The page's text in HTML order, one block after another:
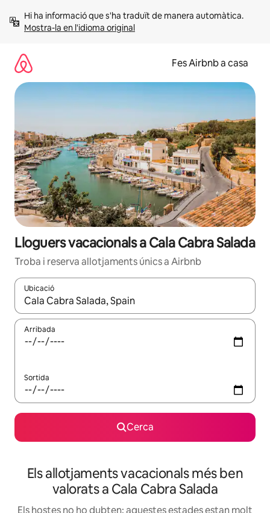
Mostra-la en l'idioma original
Fes Airbnb a casa
Lloguers vacacionals a Cala Cabra Salada
Troba i reserva allotjaments únics a Airbnb
Ubicació
Quan els resultats estiguin disponibles, podràs navegar-hi a
Arribada
Sortida
Cerca
Els allotjaments vacacionals més ben
valorats a Cala Cabra Salada
Els hostes no ho dubten: aquestes estades estan molt